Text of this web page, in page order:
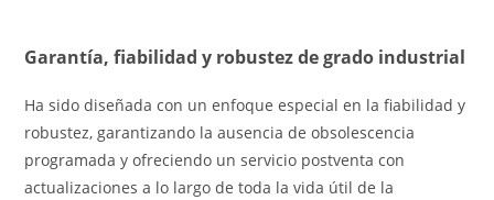
Garantía, fiabilidad y robustez de grado industrial
Ha sido diseñada con un enfoque especial en la fiabilidad y
robustez, garantizando la ausencia de obsolescencia
programada y ofreciendo un servicio postventa con
actualizaciones a lo largo de toda la vida útil de la